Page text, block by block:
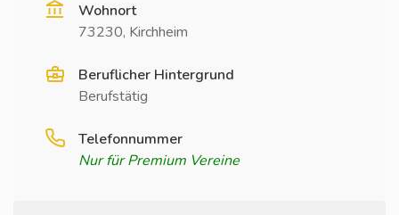
Wohnort
73230, Kirchheim
Beruflicher Hintergrund
Berufstätig
Telefonnummer
Nur für Premium Vereine